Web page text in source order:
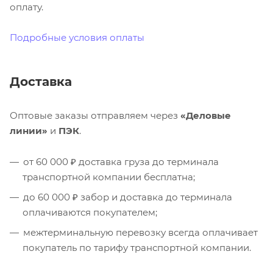
оплату.
Подробные условия оплаты
Доставка
Оптовые заказы отправляем через «Деловые
линии» и ПЭК.
от 60 000 ₽ доставка груза до терминала
транспортной компании бесплатна;
до 60 000 ₽ забор и доставка до терминала
оплачиваются покупателем;
межтерминальную перевозку всегда оплачивает
покупатель по тарифу транспортной компании.